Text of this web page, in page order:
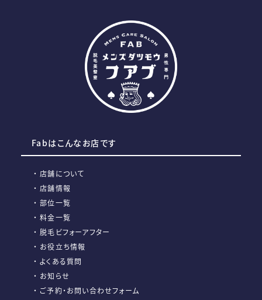
Fabはこんなお店です
店舗について
店舗情報
部位一覧
料金一覧
脱毛ビフォーアフター
お役立ち情報
よくある質問
お知らせ
ご予約・お問い合わせフォーム